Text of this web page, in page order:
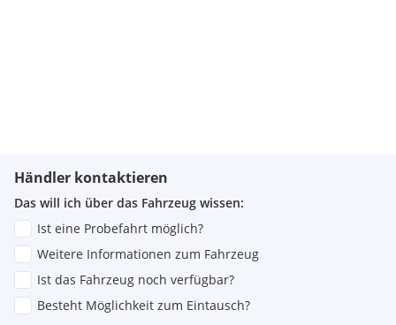
Händler kontaktieren
Das will ich über das Fahrzeug wissen:
Ist eine Probefahrt möglich?
Weitere Informationen zum Fahrzeug
Ist das Fahrzeug noch verfügbar?
Besteht Möglichkeit zum Eintausch?